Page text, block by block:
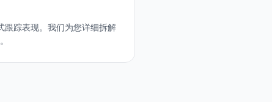
跟踪表现。我们为您详细拆解